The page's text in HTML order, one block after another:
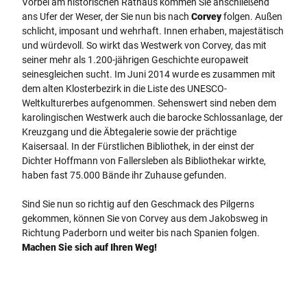
ans Ufer der Weser, der Sie nun bis nach Corveyfolgen. Außen
schlicht, imposant und wehrhaft. Innen erhaben, majestätisch
und würdevoll. So wirkt das Westwerk von Corvey, das mit
seiner mehr als 1.200-jährigen Geschichte europaweit
seinesgleichen sucht. Im Juni 2014 wurde es zusammen mit
dem alten Klosterbezirk in die Liste des UNESCO-
Weltkulturerbes aufgenommen. Sehenswert sind neben dem
karolingischen Westwerk auch die barocke Schlossanlage, der
Kreuzgang und die Äbtegalerie sowie der prächtige
Kaisersaal. In der Fürstlichen Bibliothek, in der einst der
Dichter Hoffmann von Fallersleben als Bibliothekar wirkte,
haben fast 75.000 Bände ihr Zuhause gefunden.
Sind Sie nun so richtig auf den Geschmack des Pilgerns
gekommen, können Sie von Corvey aus dem Jakobsweg in
Richtung Paderborn und weiter bis nach Spanien folgen.
Machen Sie sich auf Ihren Weg!